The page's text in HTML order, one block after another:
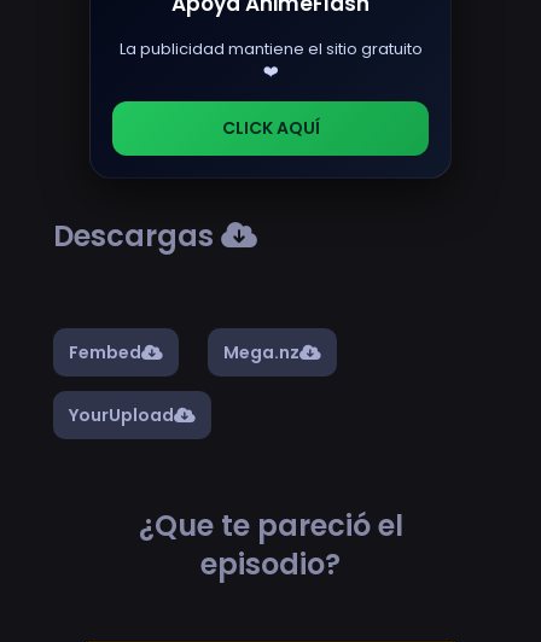
La publicidad mantiene el sitio gratuito
❤️
CLICK AQUÍ
Descargas
Fembed Mega.nz
YourUpload
¿Que te pareció el
episodio?